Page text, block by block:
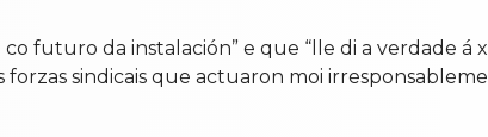
futuro da instalación” e que “lle di a verdade á
sindicais que actuaron moi